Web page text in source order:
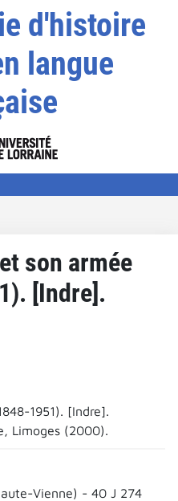
d'histoire
langue
son armée
[Indre].
1951). [Indre].
Limoges (2000).
Vienne) - 40 J 274